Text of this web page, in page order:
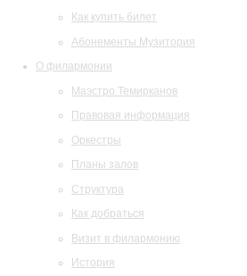
Как купить билет
Абонементы Музитория
О филармонии
Маэстро Темирканов
Правовая информация
Оркестры
Планы залов
Структура
Как добраться
Визит в филармонию
История